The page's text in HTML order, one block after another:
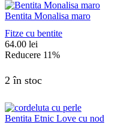
Bentita Monalisa maro
Fitze cu bentite
64.00 lei
Reducere 11%
2 în stoc
Bentita Etnic Love cu nod